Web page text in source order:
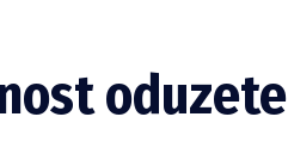
oduzete